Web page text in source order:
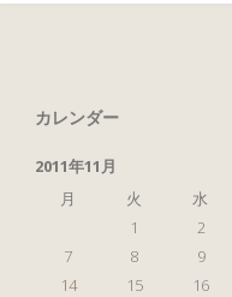
カレンダー
2011年11月
月
火 水
1
2
7
8 9
14
15 16